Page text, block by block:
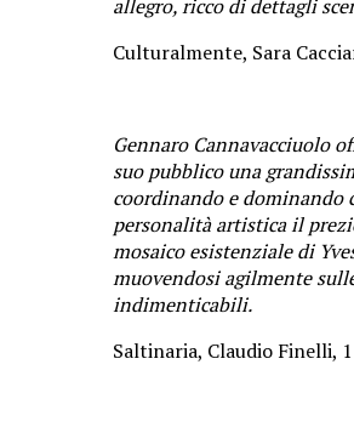
allegro, ricco di dettagli
Culturalmente, Sara
Gennaro Cannavacciuolo
suo pubblico una
coordinando e dominando
personalità artistica il
mosaico esistenziale di
muovendosi agilmente
indimenticabili.
Saltinaria, Claudio Finelli,